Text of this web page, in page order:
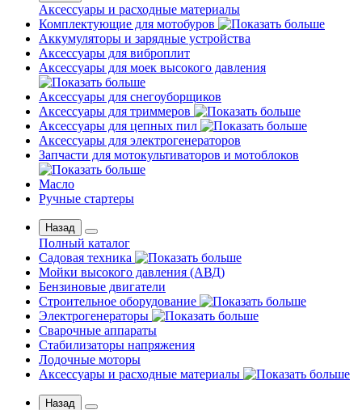
Аксессуары и расходные материалы
Комплектующие для мотобуров
Аккумуляторы и зарядные устройства
Аксессуары для виброплит
Аксессуары для моек высокого давления
Аксессуары для снегоуборщиков
Аксессуары для триммеров
Аксессуары для цепных пил
Аксессуары для электрогенераторов
Запчасти для мотокультиваторов и мотоблоков
Масло
Ручные стартеры
Назад
Полный каталог
Садовая техника
Мойки высокого давления (АВД)
Бензиновые двигатели
Строительное оборудование
Электрогенераторы
Сварочные аппараты
Стабилизаторы напряжения
Лодочные моторы
Аксессуары и расходные материалы
Назад